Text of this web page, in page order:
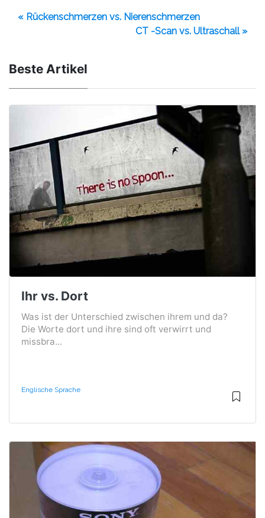
« Rückenschmerzen vs. Nierenschmerzen
CT -Scan vs. Ultraschall »
Beste Artikel
Ihr vs. Dort
Was ist der Unterschied zwischen ihrem und da?
Die Worte dort und ihre sind oft verwirrt und
missbra...
Englische Sprache